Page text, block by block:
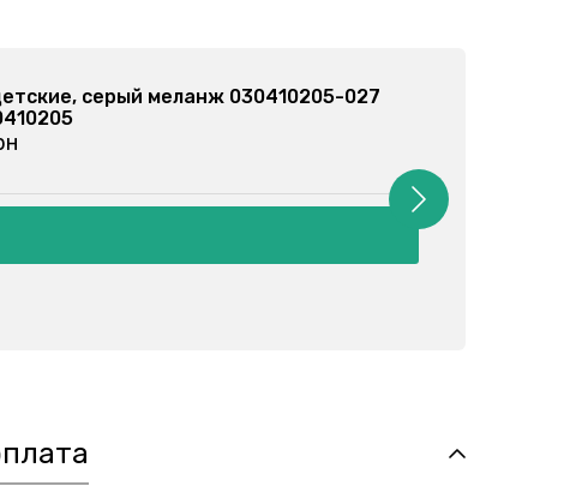
Брюки спортивные, серые 030355201-023
Арт: 030355201
от 86 грн